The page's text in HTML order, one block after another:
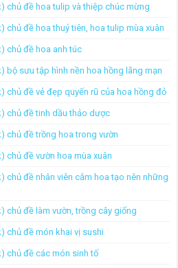
chủ đề hoa tulip và thiệp chúc mừng
chủ đề hoa thuỷ tiên, hoa tulip mùa xuân
chủ đề hoa anh túc
bộ sưu tập hình nền hoa hồng lãng mạn
chủ đề vẻ đẹp quyến rũ của hoa hồng đỏ
chủ đề tinh dầu thảo dược
chủ đề trồng hoa trong vườn
chủ đề vườn hoa mùa xuân
chủ đề nhân viên cắm hoa tạo nên những
chủ đề làm vườn, trồng cây giống
chủ đề món khai vị sushi
chủ đề các món sinh tố